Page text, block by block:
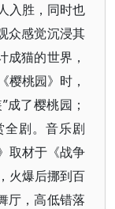
入胜，同时也
众感觉沉浸其
猫的世界，
樱桃园》时，
了樱桃园；
剧。音乐剧
取材于《战争
火爆后挪到百
厅，高低错落